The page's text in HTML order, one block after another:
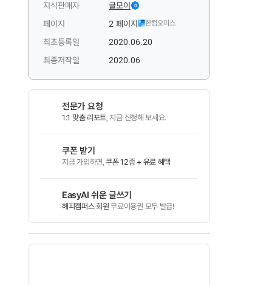
지식판매자 글모이 D
페이지 2 페이지 한컴오피스
최초등록일
2020.06.20
최종저작일
2020.06
전문가 요청
1:1 맞춤 리포트, 지금 신청해 보세요.
쿠폰 받기
지금 가입하면,쿠폰 12종 + 유료 혜택
EasyAI 쉬운 글쓰기
해피캠퍼스 회원 무료이용권 모두 발급!